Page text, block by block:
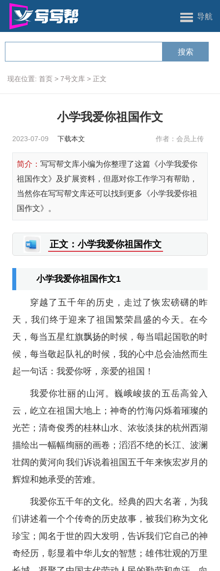
导航
现在位置: 首页 > 7号文库 > 正文
小学我爱你祖国作文
2023-07-09 下载本文 作者：会员上传
简介： 写写帮文库小编为你整理了这篇《小学我爱你
祖国作文》及扩展资料，但愿对你工作学习有帮助，
当然你在写写帮文库还可以找到更多《小学我爱你祖
国作文》。
正文：小学我爱你祖国作文
小学我爱你祖国作文1
穿越了五千年的历史，走过了恢宏磅礴的昨
天，我们终于迎来了祖国繁荣昌盛的今天。在今
天，每当五星红旗飘扬的时候，每当唱起国歌的时
候，每当敬起队礼的时候，我的心中总会油然而生
起一句话：我爱你呀，亲爱的祖国！
我爱你壮丽的山河。巍峨峻拔的五岳高耸入
云，屹立在祖国大地上；神奇的竹海闪烁着璀璨的
光芒；清奇俊秀的桂林山水、浓妆淡抹的杭州西湖
描绘出一幅幅绚丽的画卷；滔滔不绝的长江、波澜
壮阔的黄河向我们诉说着祖国五千年来恢宏岁月的
辉煌和她承受的苦难。
我爱你五千年的文化。经典的四大名著，为我
们讲述着一个个传奇的历史故事，被我们称为文化
珍宝；闻名于世的四大发明，告诉我们它自己的神
奇经历，彰显着中华儿女的智慧；雄伟壮观的万里